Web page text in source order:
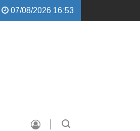
de Comissão Especial para avaliar a
07/08/2026 16:53